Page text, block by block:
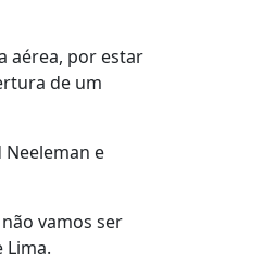
aérea, por estar
de um
e
vamos ser
Lima.